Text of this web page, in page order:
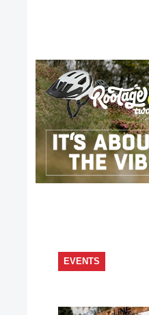
EVENTS